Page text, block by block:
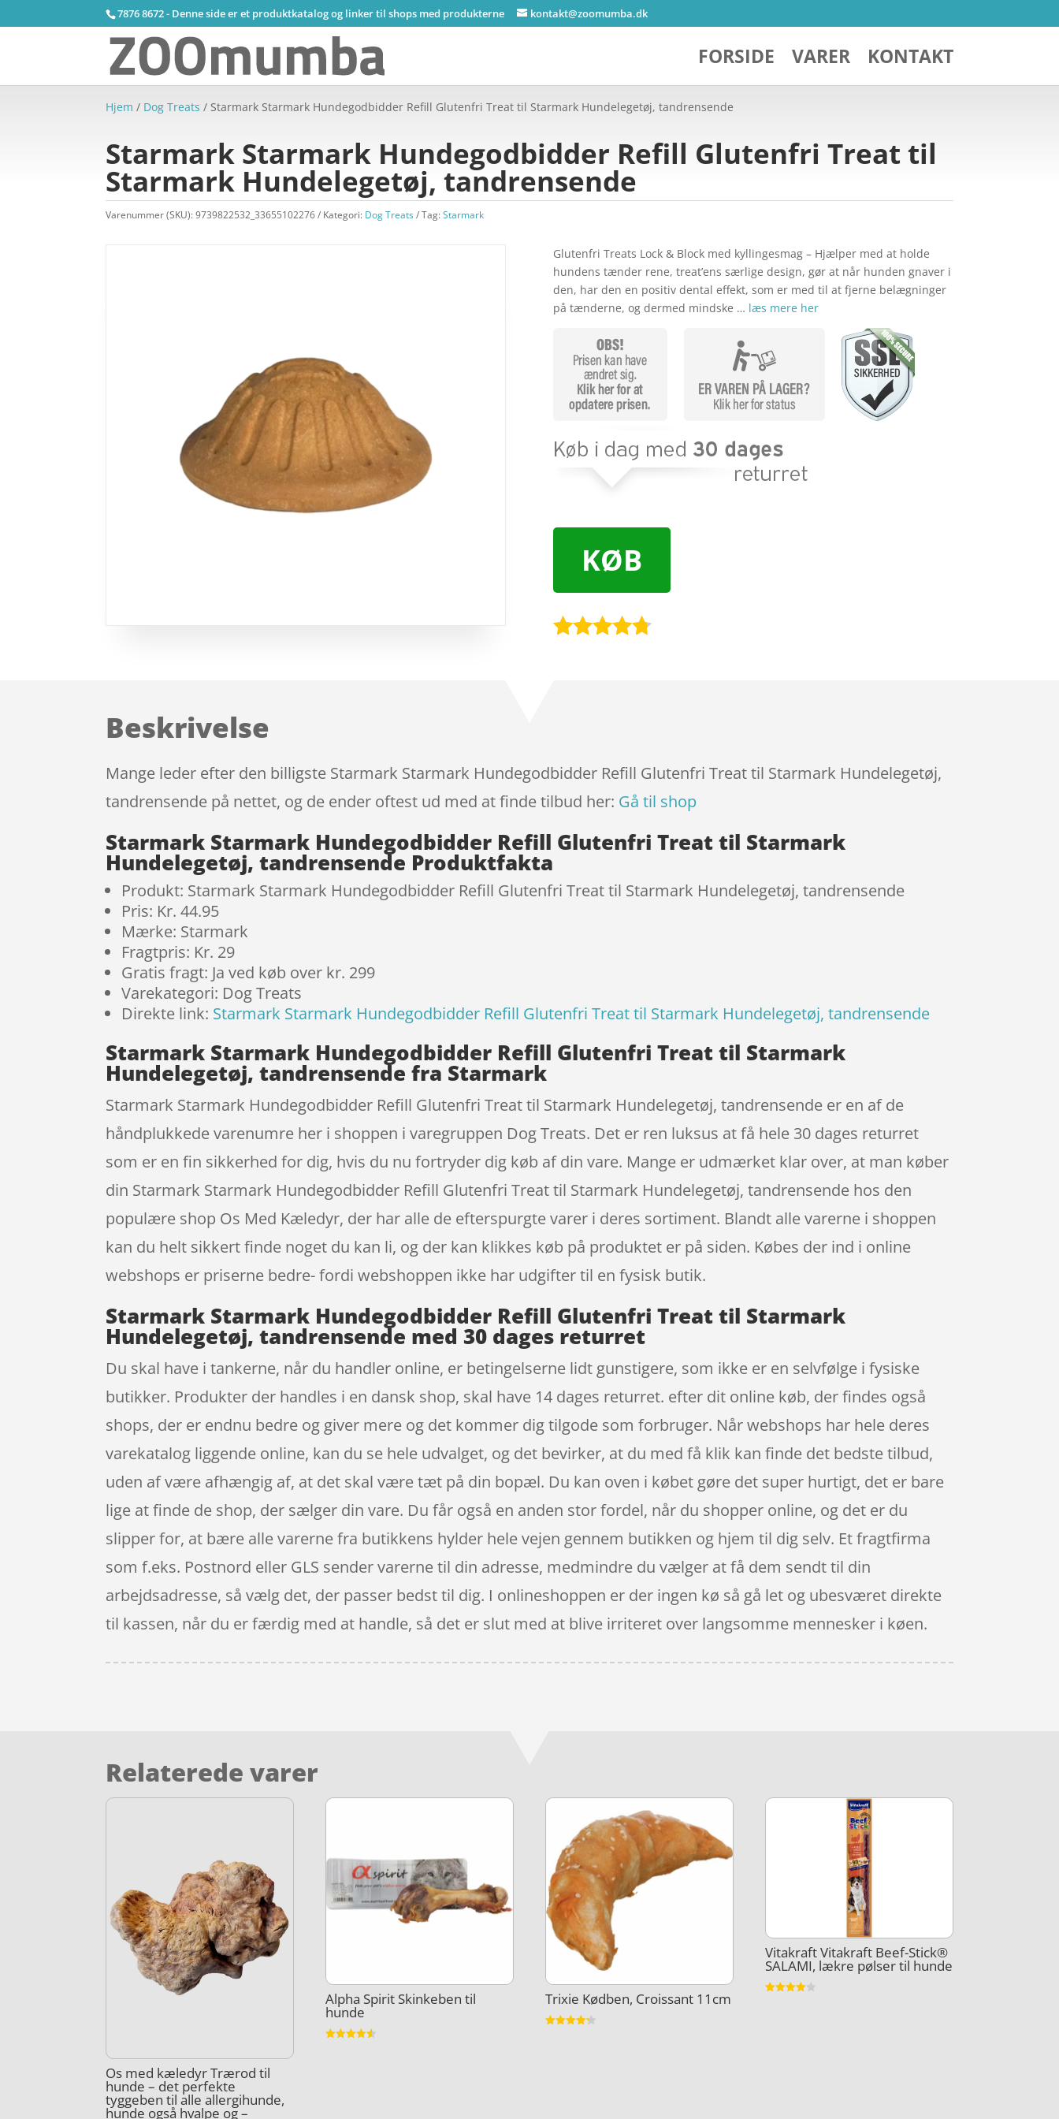
7876 8672 - Denne side er et produktkatalog og linker til shops med produkterne kontakt@zoomumba.dk
FORSIDE VARER KONTAKT
Hjem / Dog Treats / Starmark Starmark Hundegodbidder Refill Glutenfri Treat til Starmark Hundelegetøj, tandrensende
Starmark Starmark Hundegodbidder Refill Glutenfri Treat til
Starmark Hundelegetøj, tandrensende
Varenummer (SKU):9739822532_33655102276 Kategori: Dog Treats Tag:Starmark
Glutenfri Treats Lock & Block med kyllingesmag – Hjælper med at holde
hundens tænder rene, treat’ens særlige design, gør at når hunden gnaver i
den, har den en positiv dental effekt, som er med til at fjerne belægninger
på tænderne, og dermed mindske … læs mere her
KØB
mmelser
Beskrivelse
Mange leder efter den billigste Starmark Starmark Hundegodbidder Refill Glutenfri Treat til Starmark Hundelegetøj,
tandrensende på nettet, og de ender oftest ud med at finde tilbud her: Gå til shop
Starmark Starmark Hundegodbidder Refill Glutenfri Treat til Starmark
Hundelegetøj, tandrensende Produktfakta
Produkt: Starmark Starmark Hundegodbidder Refill Glutenfri Treat til Starmark Hundelegetøj, tandrensende
Pris: Kr. 44.95
Mærke: Starmark
Fragtpris: Kr. 29
Gratis fragt: Ja ved køb over kr. 299
Varekategori: Dog Treats
Direkte link: Starmark Starmark Hundegodbidder Refill Glutenfri Treat til Starmark Hundelegetøj, tandrensende
Starmark Starmark Hundegodbidder Refill Glutenfri Treat til Starmark
Hundelegetøj, tandrensende fra Starmark
Starmark Starmark Hundegodbidder Refill Glutenfri Treat til Starmark Hundelegetøj, tandrensende er en af de
håndplukkede varenumre her i shoppen i varegruppen Dog Treats. Det er ren luksus at få hele 30 dages returret
som er en fin sikkerhed for dig, hvis du nu fortryder dig køb af din vare. Mange er udmærket klar over, at man køber
din Starmark Starmark Hundegodbidder Refill Glutenfri Treat til Starmark Hundelegetøj, tandrensende hos den
populære shop Os Med Kæledyr, der har alle de efterspurgte varer i deres sortiment. Blandt alle varerne i shoppen
kan du helt sikkert finde noget du kan li, og der kan klikkes køb på produktet er på siden. Købes der ind i online
webshops er priserne bedre- fordi webshoppen ikke har udgifter til en fysisk butik.
Starmark Starmark Hundegodbidder Refill Glutenfri Treat til Starmark
Hundelegetøj, tandrensende med 30 dages returret
Du skal have i tankerne, når du handler online, er betingelserne lidt gunstigere, som ikke er en selvfølge i fysiske
butikker. Produkter der handles i en dansk shop, skal have 14 dages returret. efter dit online køb, der findes også
shops, der er endnu bedre og giver mere og det kommer dig tilgode som forbruger. Når webshops har hele deres
varekatalog liggende online, kan du se hele udvalget, og det bevirker, at du med få klik kan finde det bedste tilbud,
uden af være afhængig af, at det skal være tæt på din bopæl. Du kan oven i købet gøre det super hurtigt, det er bare
lige at finde de shop, der sælger din vare. Du får også en anden stor fordel, når du shopper online, og det er du
slipper for, at bære alle varerne fra butikkens hylder hele vejen gennem butikken og hjem til dig selv. Et fragtfirma
som f.eks. Postnord eller GLS sender varerne til din adresse, medmindre du vælger at få dem sendt til din
arbejdsadresse, så vælg det, der passer bedst til dig. I onlineshoppen er der ingen kø så gå let og ubesværet direkte
til kassen, når du er færdig med at handle, så det er slut med at blive irriteret over langsomme mennesker i køen.
Relaterede varer
Os med kæledyr Trærod til
hunde – det perfekte
tyggeben til alle allergihunde,
hunde også hvalpe og –
Alpha Spirit Skinkeben til
hunde
Trixie Kødben, Croissant 11cm
Vitakraft Vitakraft Beef-Stick®
SALAMI, lækre pølser til hunde